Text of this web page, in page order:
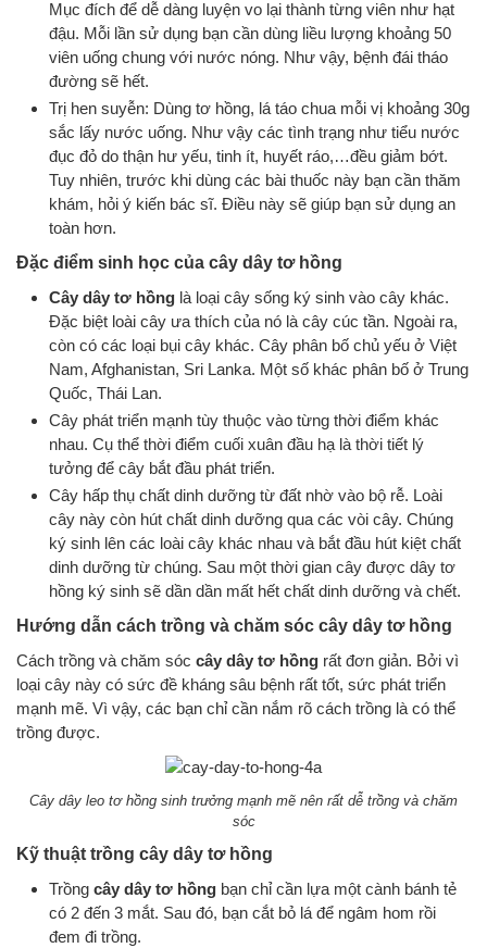
Mục đích để dễ dàng luyện vo lại thành từng viên như hạt
đậu. Mỗi lần sử dụng bạn cần dùng liều lượng khoảng 50
viên uống chung với nước nóng. Như vậy, bệnh đái tháo
đường sẽ hết.
Trị hen suyễn: Dùng tơ hồng, lá táo chua mỗi vị khoảng 30g
sắc lấy nước uống. Như vậy các tình trạng như tiểu nước
đục đỏ do thận hư yếu, tinh ít, huyết ráo,…đều giảm bớt.
Tuy nhiên, trước khi dùng các bài thuốc này bạn cần thăm
khám, hỏi ý kiến bác sĩ. Điều này sẽ giúp bạn sử dụng an
toàn hơn.
Đặc điểm sinh học của cây dây tơ hồng
Cây dây tơ hồng là loại cây sống ký sinh vào cây khác.
Đặc biệt loài cây ưa thích của nó là cây cúc tần. Ngoài ra,
còn có các loại bụi cây khác. Cây phân bố chủ yếu ở Việt
Nam, Afghanistan, Sri Lanka. Một số khác phân bố ở Trung
Quốc, Thái Lan.
Cây phát triển mạnh tùy thuộc vào từng thời điểm khác
nhau. Cụ thể thời điểm cuối xuân đầu hạ là thời tiết lý
tưởng để cây bắt đầu phát triển.
Cây hấp thụ chất dinh dưỡng từ đất nhờ vào bộ rễ. Loài
cây này còn hút chất dinh dưỡng qua các vòi cây. Chúng
ký sinh lên các loài cây khác nhau và bắt đầu hút kiệt chất
dinh dưỡng từ chúng. Sau một thời gian cây được dây tơ
hồng ký sinh sẽ dần dần mất hết chất dinh dưỡng và chết.
Hướng dẫn cách trồng và chăm sóc cây dây tơ hồng
Cách trồng và chăm sóc cây dây tơ hồng rất đơn giản. Bởi vì
loại cây này có sức đề kháng sâu bệnh rất tốt, sức phát triển
mạnh mẽ. Vì vậy, các bạn chỉ cần nắm rõ cách trồng là có thể
trồng được.
Cây dây leo tơ hồng sinh trưởng mạnh mẽ nên rất dễ trồng và chăm
sóc
Kỹ thuật trồng cây dây tơ hồng
Trồng cây dây tơ hồng bạn chỉ cần lựa một cành bánh tẻ
có 2 đến 3 mắt. Sau đó, bạn cắt bỏ lá để ngâm hom rồi
đem đi trồng.